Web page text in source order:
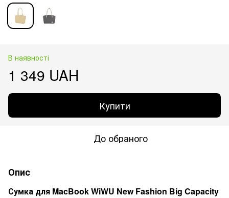
В наявності
1 349 UAH
Купити
До обраного
Опис
Сумка для MacBook WiWU New Fashion Big Capacity